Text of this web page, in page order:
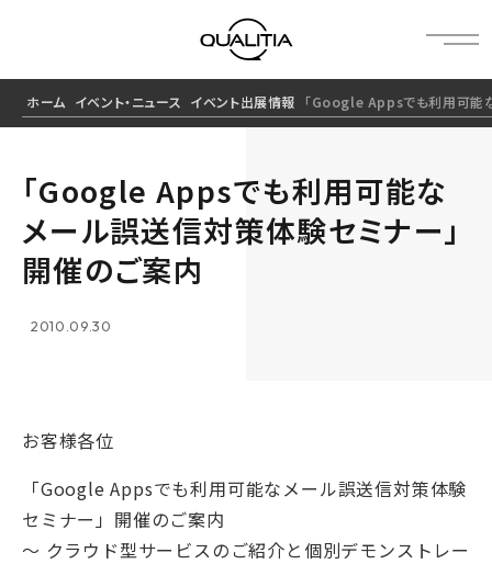
ホーム イベント・ニュース イベント出展情報 「Google Appsでも利用可能
「Google Appsでも利用可能な
メール誤送信対策体験セミナー」
開催のご案内
2010.09.30
お客様各位
「Google Appsでも利用可能なメール誤送信対策体験
セミナー」開催のご案内
～ クラウド型サービスのご紹介と個別デモンストレー